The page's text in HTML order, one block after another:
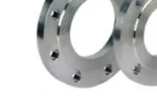
алюміній?